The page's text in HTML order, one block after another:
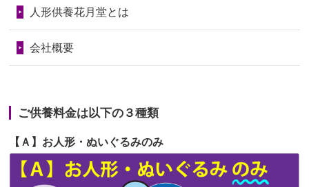
2026/06/23ありがとうね
の祖父母か...
2026/06/20
雛人形をお道具も含め一式で引き取っ
てくださる...
第68回人形供養祭令和6年3月22日(金)
第65回人形供養祭令和5年11月09日(木)
第64回人形供養祭令和5年9月21日(木)
第63回人形供養祭 令和5年8月1日(火)
人形供養花月堂とは
会社概要
ご供養料金は以下の３種類
【Ａ】お人形・ぬいぐるみのみ